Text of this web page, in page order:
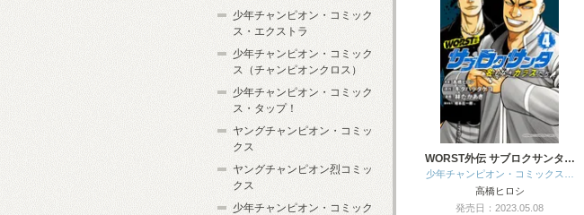
WORST外伝 サブロクサンタ…
少年チャンピオン・コミックス…
高橋ヒロシ
発売日：2023.05.08
少年チャンピオン・コミック
ス・エクストラ
少年チャンピオン・コミック
ス（チャンピオンクロス）
少年チャンピオン・コミック
ス・タップ！
ヤングチャンピオン・コミッ
クス
ヤングチャンピオン烈コミッ
クス
少年チャンピオン・コミック